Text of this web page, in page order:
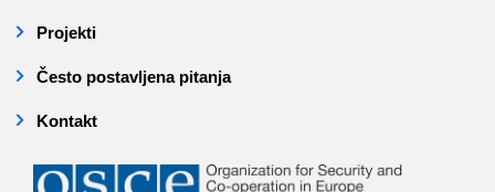
Projekti
Često postavljena pitanja
Kontakt